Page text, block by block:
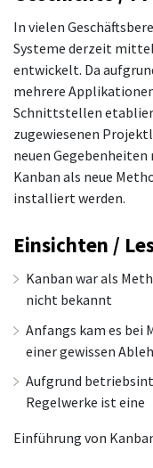
In vielen
Systeme derzeit
entwickelt. Da
mehrere
Schnittstellen
zugewiesenen
neuen Gegebenheiten
Kanban als neue
installiert werden.
Einsichten /
Kanban war als
nicht bekannt
Anfangs kam es
einer gewissen
Aufgrund
Regelwerke ist eine
Einführung von